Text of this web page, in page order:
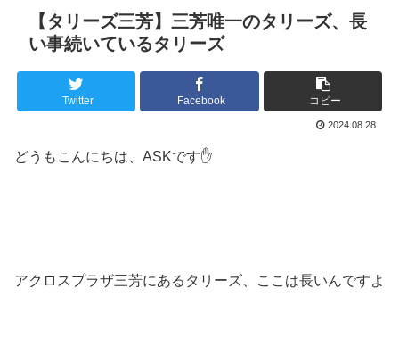
【タリーズ三芳】三芳唯一のタリーズ、長
い事続いているタリーズ
Twitter Facebook コピー
2024.08.28
どうもこんにちは、ASKです✋️
アクロスプラザ三芳にあるタリーズ、ここは長いんですよ